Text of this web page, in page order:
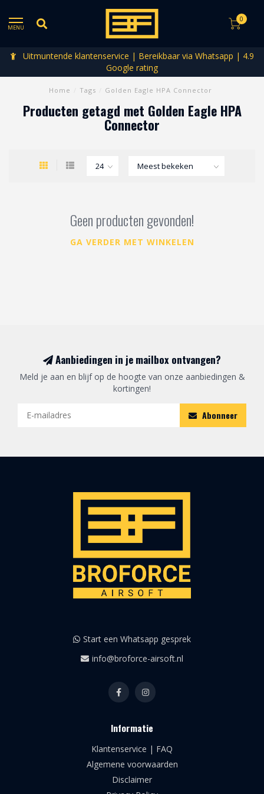
MENU
0
Uitmuntende klantenservice | Bereikbaar via Whatsapp | 4.9
Google rating
Home Tags Golden Eagle HPA Connector
Producten getagd met Golden Eagle HPA
Connector
Geen producten gevonden!
GA VERDER MET WINKELEN
Aanbiedingen in je mailbox ontvangen?
Meld je aan en blijf op de hoogte van onze aanbiedingen &
kortingen!
Abonneer
Start een Whatsapp gesprek
info@broforce-airsoft.nl
Informatie
Klantenservice | FAQ
Algemene voorwaarden
Disclaimer